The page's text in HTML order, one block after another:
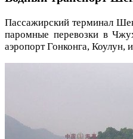
Пассажирский терминал
паромные перевозки в
аэропорт Гонконга, Коулун, и